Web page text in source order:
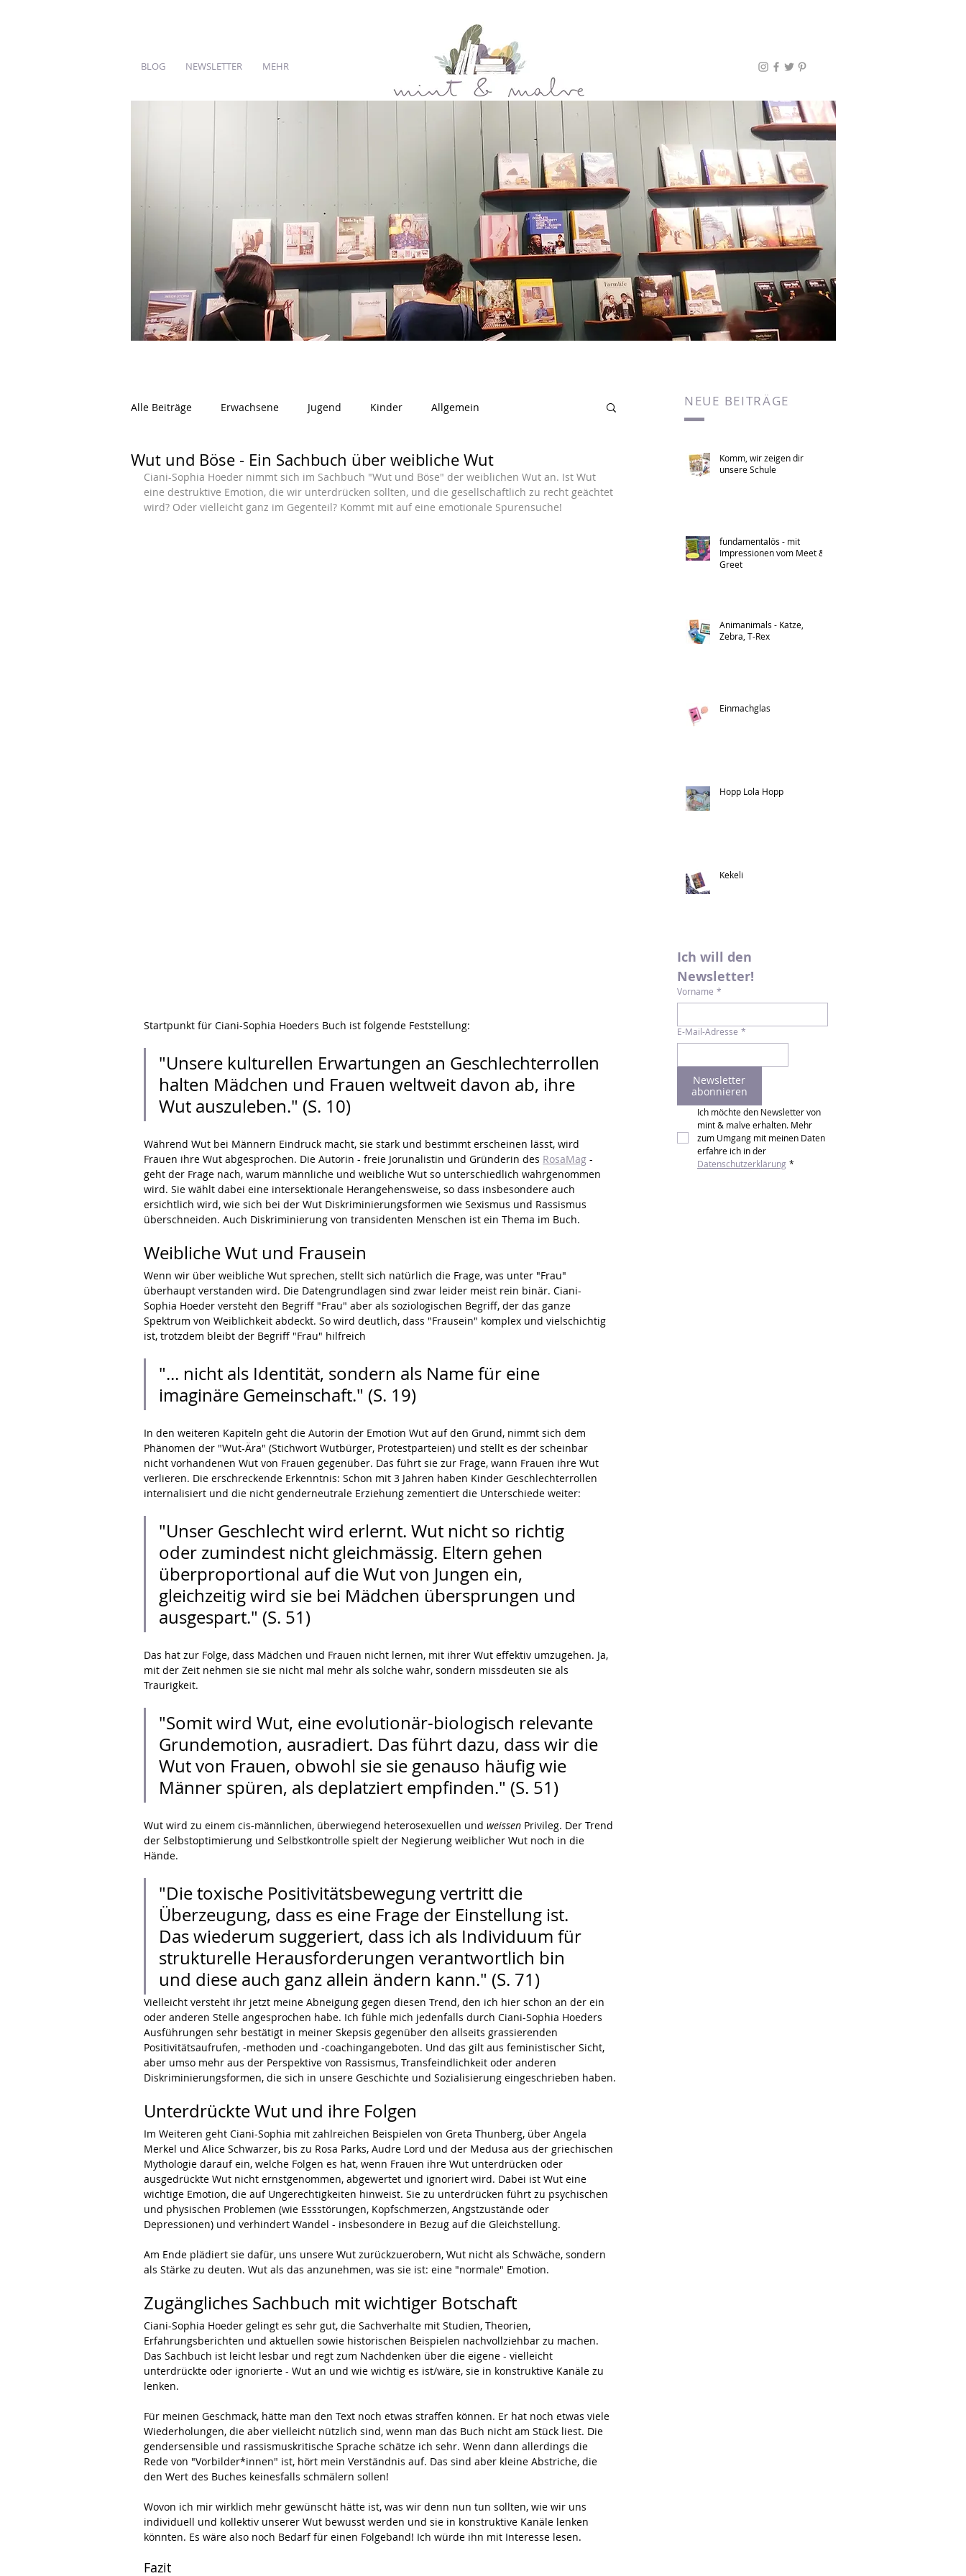
BLOG NEWSLETTER MEHR
Alle Beiträge Erwachsene Jugend Kinder Allgemein
Wut und Böse - Ein Sachbuch über weibliche Wut
Ciani-Sophia Hoeder nimmt sich im Sachbuch "Wut und Böse" der weiblichen Wut an. Ist Wut
eine destruktive Emotion, die wir unterdrücken sollten, und die gesellschaftlich zu recht geächtet
wird? Oder vielleicht ganz im Gegenteil? Kommt mit auf eine emotionale Spurensuche!
Startpunkt für Ciani-Sophia Hoeders Buch ist folgende Feststellung:
"Unsere kulturellen Erwartungen an Geschlechterrollen
halten Mädchen und Frauen weltweit davon ab, ihre
Wut auszuleben." (S. 10)
Während Wut bei Männern Eindruck macht, sie stark und bestimmt erscheinen lässt, wird
Frauen ihre Wut abgesprochen. Die Autorin - freie Jorunalistin und Gründerin des RosaMag -
geht der Frage nach, warum männliche und weibliche Wut so unterschiedlich wahrgenommen
wird. Sie wählt dabei eine intersektionale Herangehensweise, so dass insbesondere auch
ersichtlich wird, wie sich bei der Wut Diskriminierungsformen wie Sexismus und Rassismus
überschneiden. Auch Diskriminierung von transidenten Menschen ist ein Thema im Buch.
Weibliche Wut und Frausein
Wenn wir über weibliche Wut sprechen, stellt sich natürlich die Frage, was unter "Frau"
überhaupt verstanden wird. Die Datengrundlagen sind zwar leider meist rein binär. Ciani-
Sophia Hoeder versteht den Begriff "Frau" aber als soziologischen Begriff, der das ganze
Spektrum von Weiblichkeit abdeckt. So wird deutlich, dass "Frausein" komplex und vielschichtig
ist, trotzdem bleibt der Begriff "Frau" hilfreich
"... nicht als Identität, sondern als Name für eine
imaginäre Gemeinschaft." (S. 19)
In den weiteren Kapiteln geht die Autorin der Emotion Wut auf den Grund, nimmt sich dem
Phänomen der "Wut-Ära" (Stichwort Wutbürger, Protestparteien) und stellt es der scheinbar
nicht vorhandenen Wut von Frauen gegenüber. Das führt sie zur Frage, wann Frauen ihre Wut
verlieren. Die erschreckende Erkenntnis: Schon mit 3 Jahren haben Kinder Geschlechterrollen
internalisiert und die nicht genderneutrale Erziehung zementiert die Unterschiede weiter:
"Unser Geschlecht wird erlernt. Wut nicht so richtig
oder zumindest nicht gleichmässig. Eltern gehen
überproportional auf die Wut von Jungen ein,
gleichzeitig wird sie bei Mädchen übersprungen und
ausgespart." (S. 51)
Das hat zur Folge, dass Mädchen und Frauen nicht lernen, mit ihrer Wut effektiv umzugehen. Ja,
mit der Zeit nehmen sie sie nicht mal mehr als solche wahr, sondern missdeuten sie als
Traurigkeit.
"Somit wird Wut, eine evolutionär-biologisch relevante
Grundemotion, ausradiert. Das führt dazu, dass wir die
Wut von Frauen, obwohl sie sie genauso häufig wie
Männer spüren, als deplatziert empfinden." (S. 51)
Wut wird zu einem cis-männlichen, überwiegend heterosexuellen und weissen Privileg. Der Trend
der Selbstoptimierung und Selbstkontrolle spielt der Negierung weiblicher Wut noch in die
Hände.
"Die toxische Positivitätsbewegung vertritt die
Überzeugung, dass es eine Frage der Einstellung ist.
Das wiederum suggeriert, dass ich als Individuum für
strukturelle Herausforderungen verantwortlich bin
und diese auch ganz allein ändern kann." (S. 71)
Vielleicht versteht ihr jetzt meine Abneigung gegen diesen Trend, den ich hier schon an der ein
oder anderen Stelle angesprochen habe. Ich fühle mich jedenfalls durch Ciani-Sophia Hoeders
Ausführungen sehr bestätigt in meiner Skepsis gegenüber den allseits grassierenden
Positivitätsaufrufen, -methoden und -coachingangeboten. Und das gilt aus feministischer Sicht,
aber umso mehr aus der Perspektive von Rassismus, Transfeindlichkeit oder anderen
Diskriminierungsformen, die sich in unsere Geschichte und Sozialisierung eingeschrieben haben.
Unterdrückte Wut und ihre Folgen
Im Weiteren geht Ciani-Sophia mit zahlreichen Beispielen von Greta Thunberg, über Angela
Merkel und Alice Schwarzer, bis zu Rosa Parks, Audre Lord und der Medusa aus der griechischen
Mythologie darauf ein, welche Folgen es hat, wenn Frauen ihre Wut unterdrücken oder
ausgedrückte Wut nicht ernstgenommen, abgewertet und ignoriert wird. Dabei ist Wut eine
wichtige Emotion, die auf Ungerechtigkeiten hinweist. Sie zu unterdrücken führt zu psychischen
und physischen Problemen (wie Essstörungen, Kopfschmerzen, Angstzustände oder
Depressionen) und verhindert Wandel - insbesondere in Bezug auf die Gleichstellung.
Am Ende plädiert sie dafür, uns unsere Wut zurückzuerobern, Wut nicht als Schwäche, sondern
als Stärke zu deuten. Wut als das anzunehmen, was sie ist: eine "normale" Emotion.
Zugängliches Sachbuch mit wichtiger Botschaft
Ciani-Sophia Hoeder gelingt es sehr gut, die Sachverhalte mit Studien, Theorien,
Erfahrungsberichten und aktuellen sowie historischen Beispielen nachvollziehbar zu machen.
Das Sachbuch ist leicht lesbar und regt zum Nachdenken über die eigene - vielleicht
unterdrückte oder ignorierte - Wut an und wie wichtig es ist/wäre, sie in konstruktive Kanäle zu
lenken.
Für meinen Geschmack, hätte man den Text noch etwas straffen können. Er hat noch etwas viele
Wiederholungen, die aber vielleicht nützlich sind, wenn man das Buch nicht am Stück liest. Die
gendersensible und rassismuskritische Sprache schätze ich sehr. Wenn dann allerdings die
Rede von "Vorbilder*innen" ist, hört mein Verständnis auf. Das sind aber kleine Abstriche, die
den Wert des Buches keinesfalls schmälern sollen!
Wovon ich mir wirklich mehr gewünscht hätte ist, was wir denn nun tun sollten, wie wir uns
individuell und kollektiv unserer Wut bewusst werden und sie in konstruktive Kanäle lenken
könnten. Es wäre also noch Bedarf für einen Folgeband! Ich würde ihn mit Interesse lesen.
Fazit
NEUE BEITRÄGE
Komm, wir zeigen dir
unsere Schule
fundamentalös - mit
Impressionen vom Meet &
Greet
Animanimals - Katze,
Zebra, T-Rex
Einmachglas
Hopp Lola Hopp
Kekeli
Ich will den
Newsletter!
Vorname *
E-Mail-Adresse *
Newsletter
abonnieren
Ich möchte den Newsletter von
mint & malve erhalten. Mehr
zum Umgang mit meinen Daten
Datenschutzerklärung *